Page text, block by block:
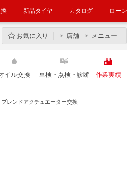
新品タイヤ カタログ ローン
お気に入り 店舗 メニュー
イル交換 車検・点検・診断 作業実績
ンドアクチュエーター交換